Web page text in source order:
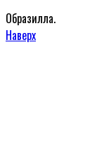
Образилла.
Наверх